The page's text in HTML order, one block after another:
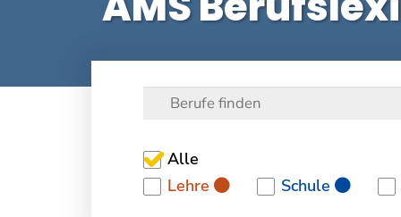
Alle
Lehre
Schule